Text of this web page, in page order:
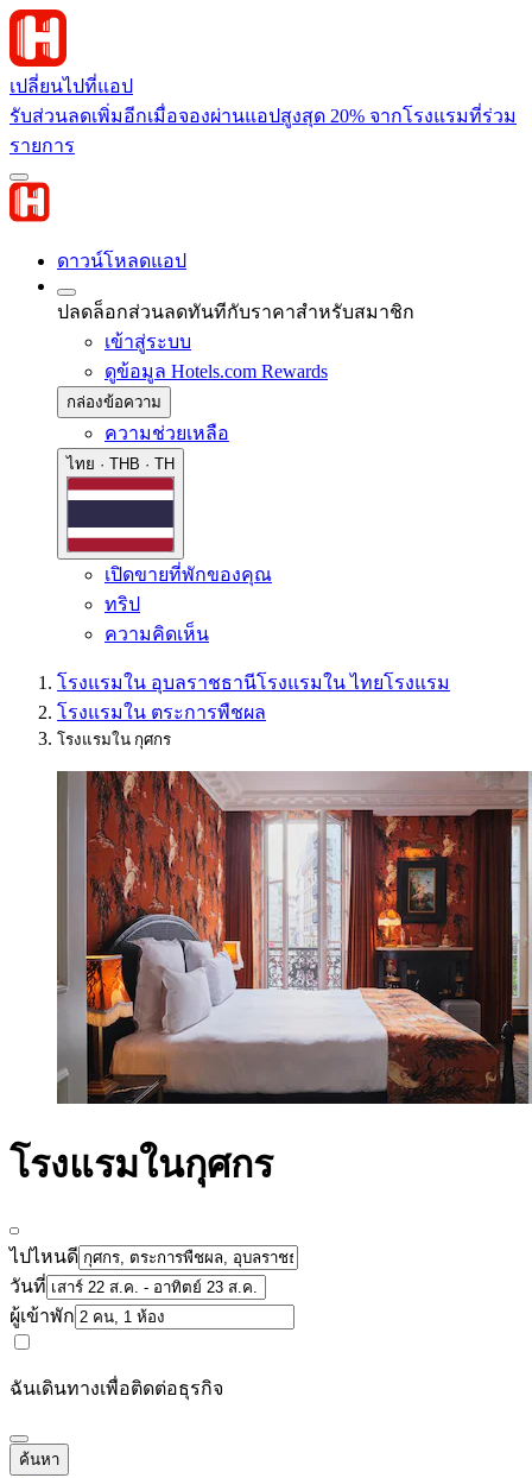
เปลี่ยนไปที่แอป
รับส่วนลดเพิ่มอีกเมื่อจองผ่านแอปสูงสุด 20% จากโรงแรมที่ร่วม
รายการ
ดาวน์โหลดแอป
ปลดล็อกส่วนลดทันทีกับราคาสำหรับสมาชิก
เข้าสู่ระบบ
ดูข้อมูล Hotels.com Rewards
กล่องข้อความ
ความช่วยเหลือ
ไทย · THB · TH
เปิดขายที่พักของคุณ
ทริป
ความคิดเห็น
โรงแรมใน อุบลราชธานีโรงแรมใน ไทยโรงแรม
โรงแรมใน ตระการพืชผล
โรงแรมใน กุศกร
โรงแรมในกุศกร
ไปไหนดี
วันที่
ผู้เข้าพัก
ฉันเดินทางเพื่อติดต่อธุรกิจ
ค้นหา